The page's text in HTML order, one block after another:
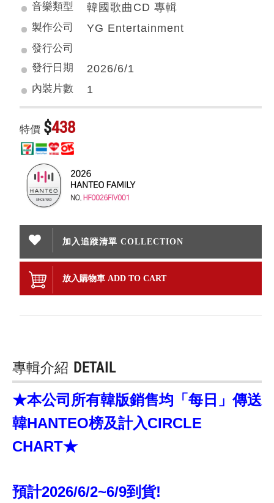
音樂類型 韓國歌曲CD 專輯
製作公司 YG Entertainment
發行公司
發行日期
2026/6/1
內裝片數 1
特價 $438
加入追蹤清單 COLLECTION
放入購物車 ADD TO CART
專輯介紹 DETAIL
★本公司所有韓版銷售均「每日」傳送
韓HANTEO榜及計入CIRCLE
CHART★
預計2026/6/2~6/9到貨!